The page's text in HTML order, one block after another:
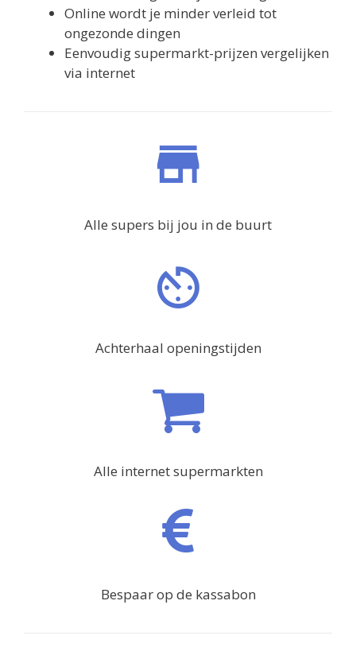
via internet
Alle supers bij jou in de buurt
Achterhaal openingstijden
Alle internet supermarkten
Bespaar op de kassabon